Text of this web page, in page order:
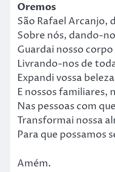
Oremos
São Rafael Arcanjo,
Sobre nós, dando-
Guardai nosso
Livrando-nos de
Expandi vossa
E nossos familiares,
Nas pessoas com
Transformai nossa
Para que possamos
Amém.